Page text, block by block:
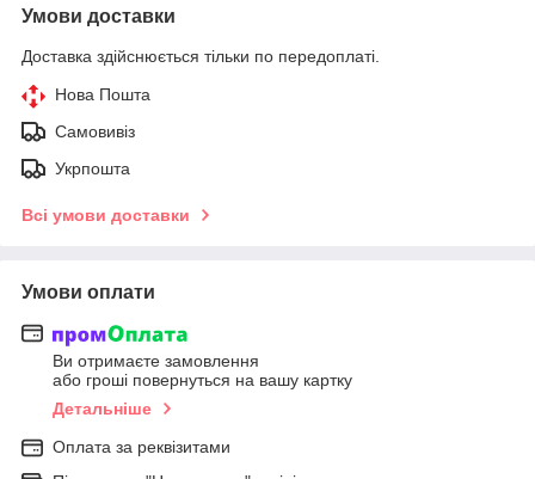
Умови доставки
Доставка здійснюється тільки по передоплаті.
Нова Пошта
Самовивіз
Укрпошта
Всі умови доставки
Умови оплати
Ви отримаєте замовлення
або гроші повернуться на вашу картку
Детальніше
Оплата за реквізитами